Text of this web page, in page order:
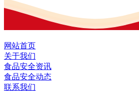
网站首页
关于我们
食品安全资讯
食品安全动态
联系我们